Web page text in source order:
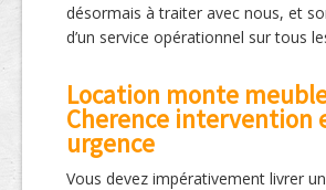
désormais à traiter avec nous, et
d’un service opérationnel sur tous
Location monte
Cherence intervention
urgence
Vous devez impérativement livrer